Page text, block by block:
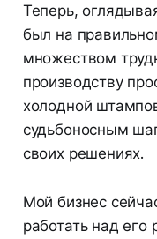
Теперь,
был на
множеством
производству
холодной
судьбоносным
своих решениях.
Мой бизнес
работать над его